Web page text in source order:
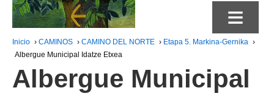
≡
Inicio › CAMINOS › CAMINO DEL NORTE › Etapa 5. Markina-Gernika ›
Albergue Municipal Idatze Etxea
Albergue Municipal